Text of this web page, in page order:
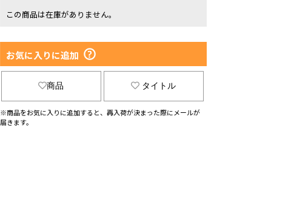
この商品は在庫がありません。
お気に入りに追加
商品 タイトル
※商品をお気に入りに追加すると、再入荷が決まった際にメールが
届きます。